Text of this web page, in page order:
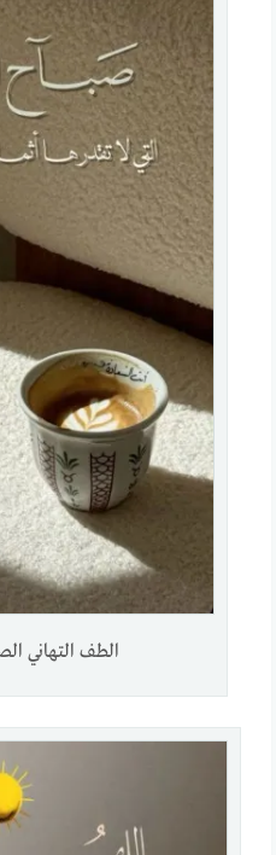
الطف التهاني